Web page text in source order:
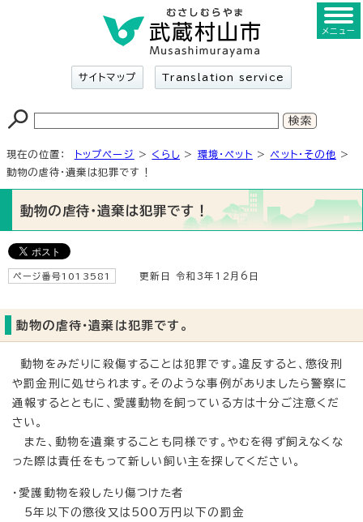
サイトマップ Translation service
メニュー
現在の位置： トップページ > くらし > 環境・ペット > ペット・その他
>
動物の虐待・遺棄は犯罪です！
動物の虐待・遺棄は犯罪です！
ページ番号1013581 更新日 令和3年12月6日
動物の虐待・遺棄は犯罪です。
動物をみだりに殺傷することは犯罪です。違反すると、懲役刑
や罰金刑に処せられます。そのような事例がありましたら警察に
通報するとともに、愛護動物を飼っている方は十分ご注意くだ
さい。
また、動物を遺棄することも同様です。やむを得ず飼えなくな
った際は責任をもって新しい飼い主を探してください。
・愛護動物を殺したり傷つけた者
5年以下の懲役又は500万円以下の罰金